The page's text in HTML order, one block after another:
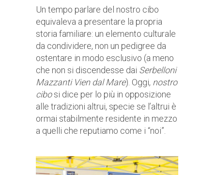
Un tempo parlare del nostro cibo
equivaleva a presentare la propria
storia familiare: un elemento culturale
da condividere, non un pedigree da
ostentare in modo esclusivo (a meno
che non si discendesse dai Serbelloni
Mazzanti Vien dal Mare). Oggi, nostro
cibosi dice per lo più in opposizione
alle tradizioni altrui, specie se l’altrui è
ormai stabilmente residente in mezzo
a quelli che reputiamo come i “noi”.